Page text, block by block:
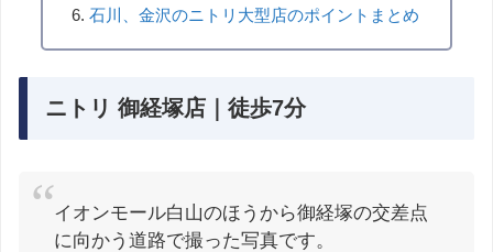
石川、金沢のニトリ大型店のポイントまとめ
ニトリ 御経塚店｜徒歩7分
イオンモール白山のほうから御経塚の交差点
に向かう道路で撮った写真です。